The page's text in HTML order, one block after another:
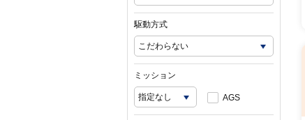
駆動方式
ミッション
AGS